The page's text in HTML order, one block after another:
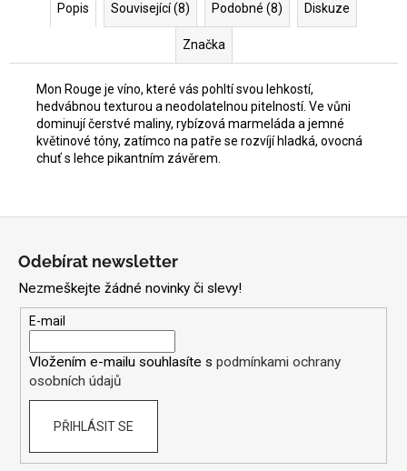
Popis Související (8) Podobné (8) Diskuze
Značka
Mon Rouge je víno, které vás pohltí svou lehkostí,
hedvábnou texturou a neodolatelnou pitelností. Ve vůni
dominují čerstvé maliny, rybízová marmeláda a jemné
květinové tóny, zatímco na patře se rozvíjí hladká, ovocná
chuť s lehce pikantním závěrem.
Odebírat newsletter
Nezmeškejte žádné novinky či slevy!
E-mail
Vložením e-mailu souhlasíte s podmínkami ochrany
osobních údajů
PŘIHLÁSIT SE